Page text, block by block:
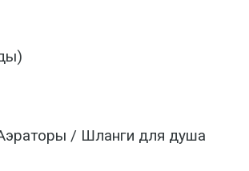
/ Шланги для душа